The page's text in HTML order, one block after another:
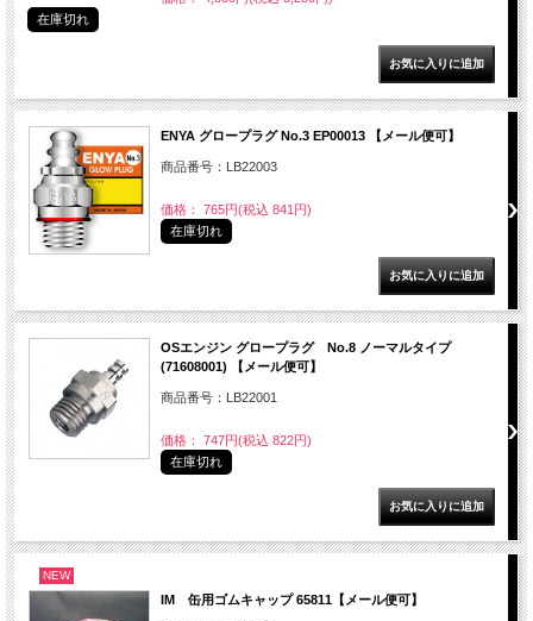
在庫切れ
ENYA グロープラグ No.3 EP00013 【メール便可】
商品番号：LB22003
価格： 765円(税込 841円)
在庫切れ
OSエンジン グロープラグ No.8 ノーマルタイプ
(71608001) 【メール便可】
商品番号：LB22001
価格： 747円(税込 822円)
在庫切れ
NEW
IM 缶用ゴムキャップ 65811【メール便可】